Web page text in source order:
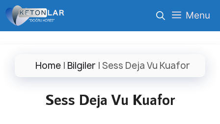
İçeriğe
atla
Menu
Home| Bilgiler | Sess Deja Vu Kuafor
Sess Deja Vu Kuafor